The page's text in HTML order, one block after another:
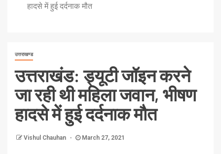
हादसे में हुई दर्दनाक मौत
उत्तराखण्ड
उत्तराखंड: ड्यूटी जॉइन करने
जा रही थी महिला जवान, भीषण
हादसे में हुई दर्दनाक मौत
Vishul Chauhan March 27, 2021